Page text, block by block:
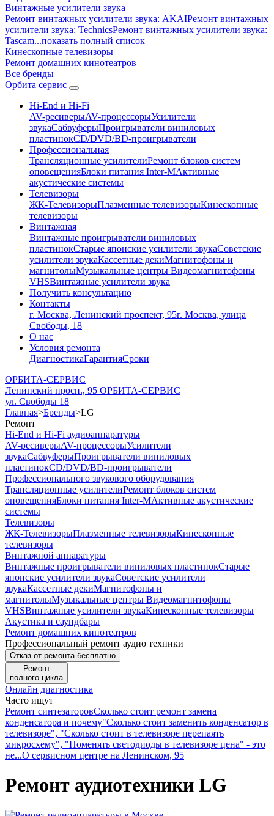
Винтажные усилители звука
Ремонт винтажных усилители звука: AKAIРемонт винтажных
усилители звука: TechnicsРемонт винтажных усилители звука:
Tascam...показать полный список
Кинескопные телевизоры
Ремонт домашних кинотеатров
Все бренды
Орбита сервис
Hi-End и Hi-Fi
AV-ресиверыAV-процессорыУсилители
звукаСабвуферыПроигрыватели виниловых
пластинокCD/DVD/BD-проигрыватели
Профессиональная
Трансляционные усилителиРемонт блоков систем
оповещенияБлоки питания Inter-MАктивные
акустические системы
Телевизоры
ЖК-ТелевизорыПлазменные телевизорыКинескопные
телевизоры
Винтажная
Винтажные проигрыватели виниловых
пластинокСтарые японские усилители звукаСоветские
усилители звукаКассетные декиМагнитофоны и
магнитолыМузыкальные центры Видеомагнитофоны
VHSВинтажные усилители звука
Получить консультацию
Контакты
г. Москва, Ленинский проспект, 95г. Москва, улица
Свободы, 18
О нас
Условия ремонта
ДиагностикаГарантияСроки
ОРБИТА-СЕРВИС
Ленинский просп., 95 ОРБИТА-СЕРВИС
ул. Свободы 18
Главная>Бренды>LG
Ремонт
Hi-End и Hi-Fi аудиоаппаратуры
AV-ресиверыAV-процессорыУсилители
звукаСабвуферыПроигрыватели виниловых
пластинокCD/DVD/BD-проигрыватели
Профессионального звукового оборудования
Трансляционные усилителиРемонт блоков систем
оповещенияБлоки питания Inter-MАктивные акустические
системы
Телевизоры
ЖК-ТелевизорыПлазменные телевизорыКинескопные
телевизоры
Винтажной аппаратуры
Винтажные проигрыватели виниловых пластинокСтарые
японские усилители звукаСоветские усилители
звукаКассетные декиМагнитофоны и
магнитолыМузыкальные центры Видеомагнитофоны
VHSВинтажные усилители звукаКинескопные телевизоры
Акустика и саундбары
Ремонт домашних кинотеатров
Профессиональный ремонт аудио техники
Отказ от ремонта бесплатно
Ремонт
полного цикла
Онлайн диагностика
Часто ищут
Ремонт синтезаторовСколько стоит ремонт замена
конденсатора и почему"Сколько стоит заменить конденсатор в
телевизоре", "Сколько стоит в телевизоре перепаять
микросхему", "Поменять светодиоды в телевизоре цена" - это
не...О сервисном центре на Ленинском, 95
Ремонт аудиотехники LG